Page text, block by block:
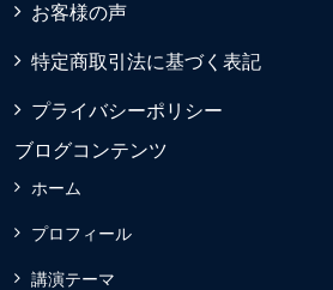
お客様の声
特定商取引法に基づく表記
プライバシーポリシー
ブログコンテンツ
ホーム
プロフィール
講演テーマ